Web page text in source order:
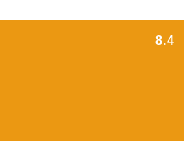
8.4